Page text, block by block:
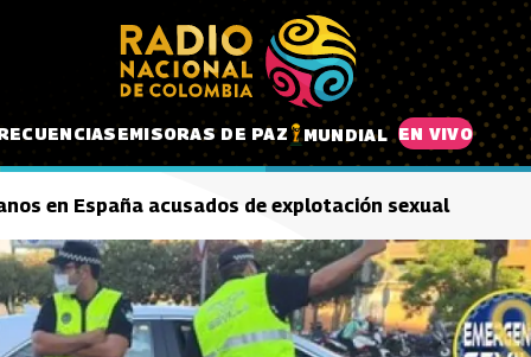
EMISORAS DE PAZ MUNDIAL EN VIVO
en España acusados de explotación sexual